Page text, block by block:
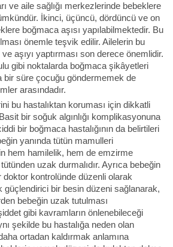
ve aile sağlığı merkezlerinde bebeklere
İkinci, üçüncü, dördüncü ve on
boğmaca aşısı yapılabilmektedir. Bu
önemle teşvik edilir. Ailelerin bu
aşıyı yaptırması son derece önemlidir.
gibi noktalarda boğmaca şikâyetleri
bir süre çocuğu göndermemek de
arasındadır.
bu hastalıktan koruması için dikkatli
bir soğuk algınlığı komplikasyonuna
bir boğmaca hastalığının da belirtileri
yanında tütün mamulleri
hem hamilelik, hem de emzirme
uzak durmalıdır. Ayrıca bebeğin
doktor kontrolünde düzenli olarak
güçlendirici bir besin düzeni sağlanarak,
bebeğin uzak tutulması
gibi kavramların önlenebileceği
şekilde bu hastalığa neden olan
ortadan kaldırmak anlamına